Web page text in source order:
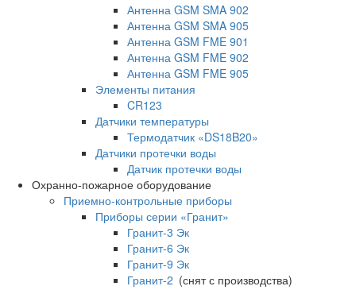
Антенна GSM SMA 902
Антенна GSM SMA 905
Антенна GSM FME 901
Антенна GSM FME 902
Антенна GSM FME 905
Элементы питания
CR123
Датчики температуры
Термодатчик «DS18B20»
Датчики протечки воды
Датчик протечки воды
Охранно-пожарное оборудование
Приемно-контрольные приборы
Приборы серии «Гранит»
Гранит-3 Эк
Гранит-6 Эк
Гранит-9 Эк
Гранит-2 (снят с производства)